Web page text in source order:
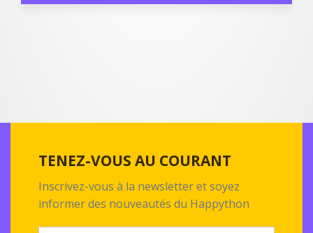
TENEZ-VOUS AU COURANT
Inscrivez-vous à la newsletter et soyez
informer des nouveautés du Happython